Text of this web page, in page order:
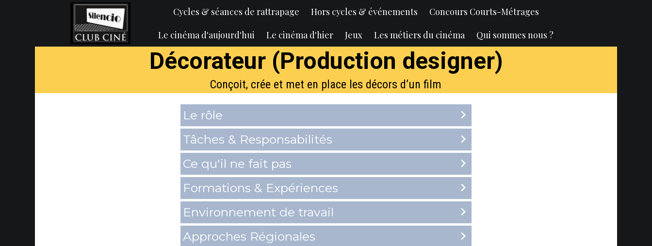
Cycles & séances de rattrapage Hors cycles & événements
Concours Courts-Métrages
Le cinéma d'aujourd'hui
Le cinéma d'hier Jeux Les métiers du cinéma Qui sommes nous ?
Décorateur (Production designer)
Conçoit, crée et met en place les décors d’un film
Le rôle
Tâches & Responsabilités
Ce qu'il ne fait pas
Formations & Expériences
Environnement de travail
Approches Régionales